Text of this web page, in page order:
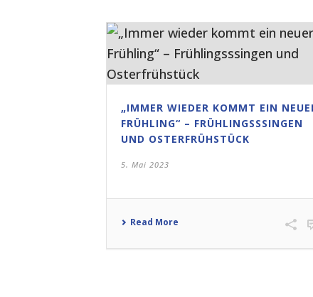
„IMMER WIEDER KOMMT EIN
FRÜHLING“ – FRÜHLINGSSSINGEN
UND OSTERFRÜHSTÜCK
5. Mai 2023
Read More